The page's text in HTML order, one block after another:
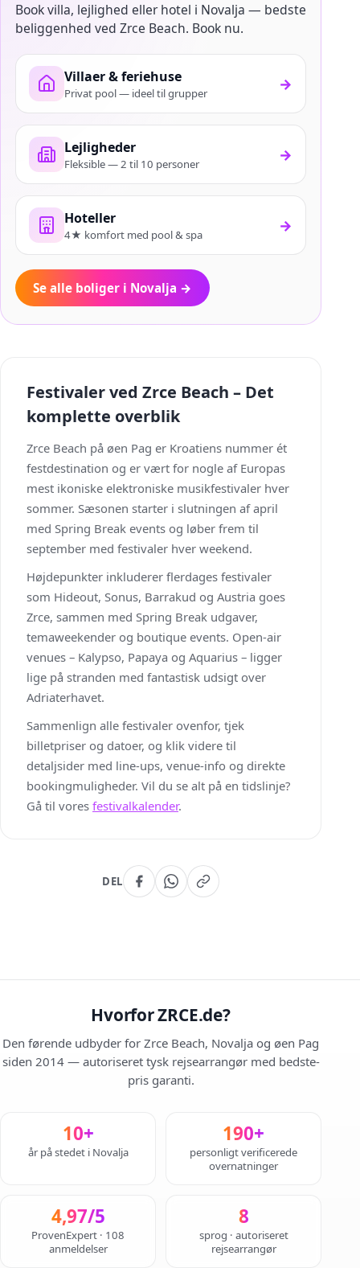
Book villa, lejlighed eller hotel i Novalja — bedste
beliggenhed ved Zrce Beach. Book nu.
Villaer & feriehuse
Privat pool — ideel til grupper →
Lejligheder
Fleksible — 2 til 10 personer →
Hoteller
4★ komfort med pool & spa →
Se alle boliger i Novalja →
Festivaler ved Zrce Beach – Det
komplette overblik
Zrce Beach på øen Pag er Kroatiens nummer ét
festdestination og er vært for nogle af Europas
mest ikoniske elektroniske musikfestivaler hver
sommer. Sæsonen starter i slutningen af april
med Spring Break events og løber frem til
september med festivaler hver weekend.
Højdepunkter inkluderer flerdages festivaler
som Hideout, Sonus, Barrakud og Austria goes
Zrce, sammen med Spring Break udgaver,
temaweekender og boutique events. Open-air
venues – Kalypso, Papaya og Aquarius – ligger
lige på stranden med fantastisk udsigt over
Adriaterhavet.
Sammenlign alle festivaler ovenfor, tjek
billetpriser og datoer, og klik videre til
detaljsider med line-ups, venue-info og direkte
bookingmuligheder. Vil du se alt på en tidslinje?
Gå til vores festivalkalender.
DEL
Hvorfor ZRCE.de?
Den førende udbyder for Zrce Beach, Novalja og øen Pag
siden 2014 — autoriseret tysk rejsearrangør med bedste-
pris garanti.
10+
år på stedet i Novalja
190+
personligt verificerede
overnatninger
4,97/5
ProvenExpert · 108
anmeldelser
8
sprog · autoriseret
rejsearrangør